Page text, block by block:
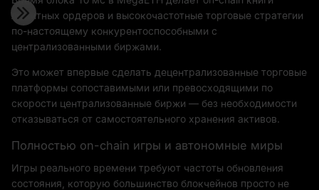
лимитных ордеров и высокочастотные торговые стратегии
по-настоящему конкурентоспособными с
централизованными биржами.
Это может впервые сделать децентрализованные торговые
платформы сопоставимыми или превосходящими по
скорости централизованные биржи — без необходимости
отказываться от самостоятельного хранения активов.
Полностью on-chain игры и автономные миры
Игры реального времени требуют частоты обновления
состояния, которую большинство блокчейнов просто не